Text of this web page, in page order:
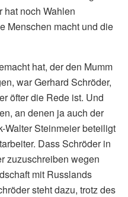
hat noch Wahlen
Menschen macht und die
hat, der den Mumm
war Gerhard Schröder,
öfter die Rede ist. Und
an denen ja auch der
Walter Steinmeier beteiligt
Dass Schröder in
zuzuschreiben wegen
mit Russlands
steht dazu, trotz des